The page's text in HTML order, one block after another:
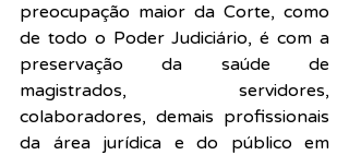
preocupação maior da Corte, como
de todo o Poder Judiciário, é com a
preservação da saúde de
magistrados, servidores,
colaboradores, demais profissionais
da área jurídica e do público em